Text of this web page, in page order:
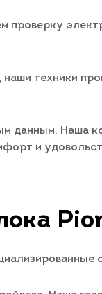
проверку
техники
данным. Наша
и